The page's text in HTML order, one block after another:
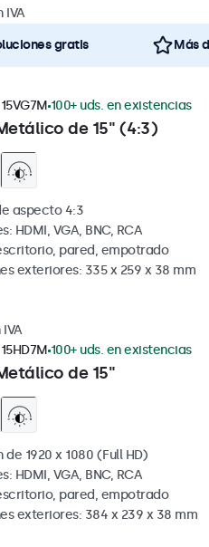
IVA
gratis Más
de 15" (4:3)
15VG7M 100+ uds. en existencias
aspecto 4:3
HDMI, VGA, BNC, RCA
pared, empotrado
exteriores: 335 x 259 x 38 mm
IVA
de 15"
15HD7M 100+ uds. en existencias
de 1920 x 1080 (Full HD)
HDMI, VGA, BNC, RCA
pared, empotrado
exteriores: 384 x 239 x 38 mm